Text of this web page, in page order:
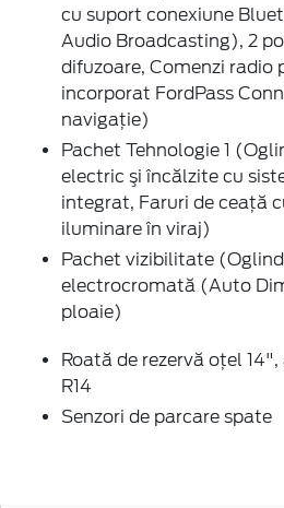
cu suport conexiune
Audio Broadcasting), 2
difuzoare, Comenzi radio
incorporat FordPass
navigaţie)
Pachet Tehnologie 1
electric şi încălzite cu
integrat, Faruri de ceaţă
iluminare în viraj)
Pachet vizibilitate
electrocromată (Auto
ploaie)
Roată de rezervă oţel
R14
Senzori de parcare spate